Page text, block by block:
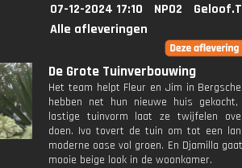
07-12-2024 17:10 NPO2
Alle afleveringen
De Grote Tuinverbouwing
Het team helpt Fleur en Jim in
hebben net hun nieuwe huis
lastige tuinvorm laat ze twijfelen
doen. Ivo tovert de tuin om tot een
moderne oase vol groen. En Djamilla
mooie beige look in de woonkamer.